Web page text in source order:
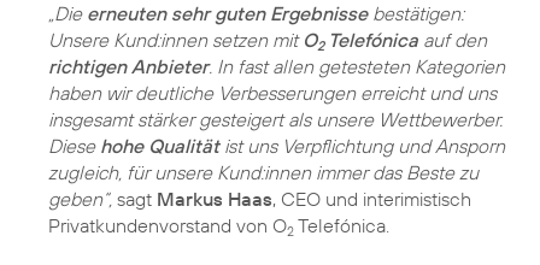
„Die erneuten sehr guten Ergebnissebestätigen:
Unsere Kund:innen setzen mit O2Telefónica auf den
richtigen Anbieter. In fast allen getesteten Kategorien
haben wir deutliche Verbesserungen erreicht und uns
insgesamt stärker gesteigert als unsere Wettbewerber.
Diese hohe Qualitätist uns Verpflichtung und Ansporn
zugleich, für unsere Kund:innen immer das Beste zu
geben“, sagt Markus Haas, CEO und interimistisch
Privatkundenvorstand von O2 Telefónica.